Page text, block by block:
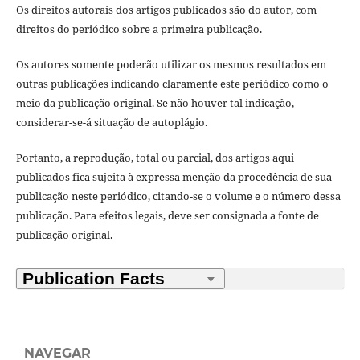
Os direitos autorais dos artigos publicados são do autor, com
direitos do periódico sobre a primeira publicação.
Os autores somente poderão utilizar os mesmos resultados em
outras publicações indicando claramente este periódico como o
meio da publicação original. Se não houver tal indicação,
considerar-se-á situação de autoplágio.
Portanto, a reprodução, total ou parcial, dos artigos aqui
publicados fica sujeita à expressa menção da procedência de sua
publicação neste periódico, citando-se o volume e o número dessa
publicação. Para efeitos legais, deve ser consignada a fonte de
publicação original.
NAVEGAR